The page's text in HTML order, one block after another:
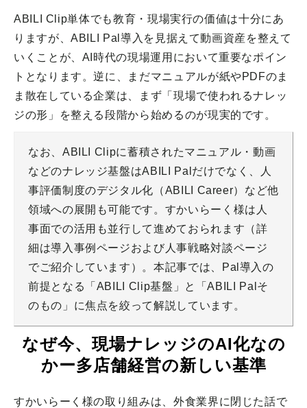
ABILI Clip単体でも教育・現場実行の価値は十分にあ
りますが、ABILI Pal導入を見据えて動画資産を整えて
いくことが、AI時代の現場運用において重要なポイン
トとなります。逆に、まだマニュアルが紙やPDFのま
ま散在している企業は、まず「現場で使われるナレッ
ジの形」を整える段階から始めるのが現実的です。
なお、ABILI Clipに蓄積されたマニュアル・動画
などのナレッジ基盤はABILI Palだけでなく、人
事評価制度のデジタル化（ABILI Career）など他
領域への展開も可能です。すかいらーく様は人
事面での活用も並行して進めておられます（詳
細は導入事例ページおよび人事戦略対談ページ
でご紹介しています）。本記事では、Pal導入の
前提となる「ABILI Clip基盤」と「ABILI Palそ
のもの」に焦点を絞って解説しています。
なぜ今、現場ナレッジのAI化なの
かー多店舗経営の新しい基準
すかいらーく様の取り組みは、外食業界に閉じた話で